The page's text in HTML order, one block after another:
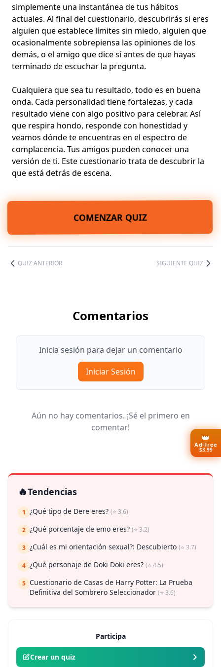
simplemente una instantánea de tus hábitos
actuales. Al final del cuestionario, descubrirás si eres
alguien que establece límites sin miedo, alguien que
ocasionalmente sobrepiensa las opiniones de los
demás, o el amigo que dice sí antes de que hayas
terminado de escuchar la pregunta.
Cualquiera que sea tu resultado, todo es en buena
onda. Cada personalidad tiene fortalezas, y cada
resultado viene con algo positivo para celebrar. Así
que respira hondo, responde con honestidad y
veamos dónde te encuentras en el espectro de
complacencia. Tus amigos pueden conocer una
versión de ti. Este cuestionario trata de descubrir la
que está detrás de escena.
COMENZAR QUIZ
QUIZ ANTERIOR SIGUIENTE QUIZ
Comentarios
Inicia sesión para dejar un comentario
Iniciar Sesión
Aún no hay comentarios. ¡Sé el primero en
comentar!
🔥Tendencias
1 ¿Qué tipo de Dere eres? (⭐ 3.6)
2 ¿Qué porcentaje de emo eres? (⭐ 3.2)
3 ¿Cuál es mi orientación sexual?: Descubierto (⭐ 3.7)
4 ¿Qué personaje de Doki Doki eres? (⭐ 4.5)
5 Cuestionario de Casas de Harry Potter: La Prueba
Definitiva del Sombrero Seleccionador (⭐ 3.6)
Participa
Crear un quiz
👑
Ad-Free
$3.99